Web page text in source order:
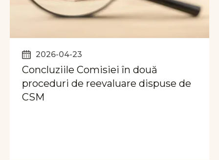
2026-04-23
Concluziile Comisiei în două
proceduri de reevaluare dispuse de
CSM